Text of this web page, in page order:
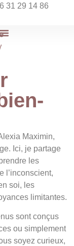
31 29 14 86
Maximin,
Ici, je partage
les
l’inconscient,
soi, les
limitantes.
sont conçus
ou simplement
soyez curieux,